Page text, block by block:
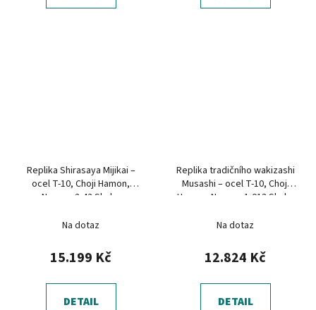
Replika Shirasaya Mijikai –
ocel T-10, Choji Hamon,
Nagasa 2,42 Shaku
Na dotaz
15.199 Kč
DETAIL
Replika tradičního wakizashi
Musashi – ocel T-10, Choji
Hamon, Nagasa 1,013 Shaku
Na dotaz
12.824 Kč
DETAIL